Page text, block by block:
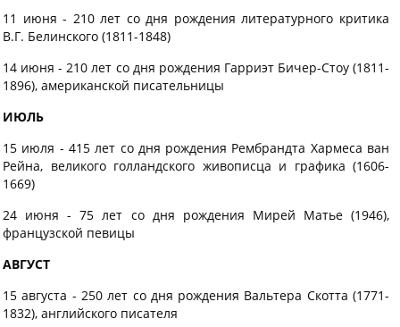
11 июня - 210 лет со дня рождения литературного критика
В.Г. Белинского (1811-1848)
14 июня - 210 лет со дня рождения Гарриэт Бичер-Стоу (1811-
1896), американской писательницы
ИЮЛЬ
15 июля - 415 лет со дня рождения Рембрандта Хармеса ван
Рейна, великого голландского живописца и графика (1606-
1669)
24 июня - 75 лет со дня рождения Мирей Матье (1946),
французской певицы
АВГУСТ
15 августа - 250 лет со дня рождения Вальтера Скотта (1771-
1832), английского писателя